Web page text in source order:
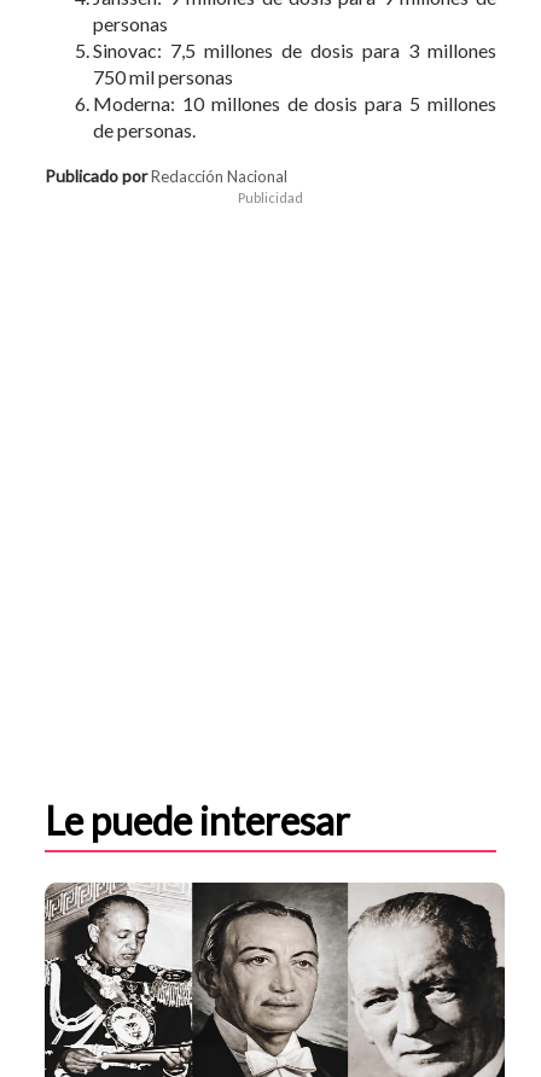
personas
Sinovac: 7,5 millones de dosis para 3 millones
750 mil personas
Moderna: 10 millones de dosis para 5 millones
de personas.
Publicado porRedacción Nacional
Publicidad
Le puede interesar